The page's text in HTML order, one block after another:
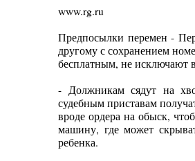
www.rg.ru
Предпосылки перемен -
другому с сохранением
бесплатным, не исключают
- Должникам сядут на
судебным приставам
вроде ордера на обыск,
машину, где может
ребенка.